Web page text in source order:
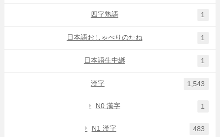
四字熟語 1
日本語おしゃべりのたね 1
日本語生中継 1
漢字 1,543
N0 漢字 1
N1 漢字 483